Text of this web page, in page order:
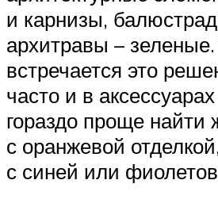
и карнизы,
архитравы –
встречается это
часто и в
гораздо проще найти
с оранжевой
с синей или